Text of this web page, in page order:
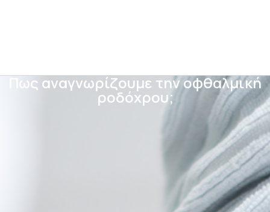
Πως αναγνωρίζουμε την οφθαλμική
ροδόχρου;